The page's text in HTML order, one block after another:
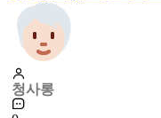
청사롱